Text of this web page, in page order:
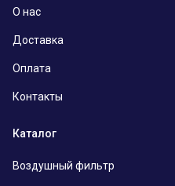
О нас
Доставка
Оплата
Контакты
Каталог
Воздушный фильтр